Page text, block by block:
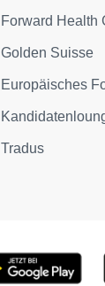
Forward Health
Golden Suisse
Europäisches
Tradus